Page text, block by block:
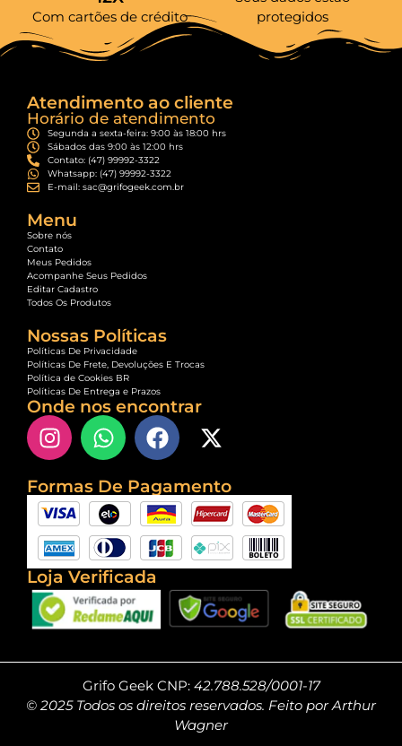
Com cartões de crédito
protegidos
Atendimento ao cliente
Horário de atendimento
Segunda a sexta-feira: 9:00 às 18:00 hrs
Sábados das 9:00 às 12:00 hrs
Contato: (47) 99992-3322
Whatsapp: (47) 99992-3322
E-mail: sac@grifogeek.com.br
Menu
Sobre nós
Contato
Meus Pedidos
Acompanhe Seus Pedidos
Editar Cadastro
Todos Os Produtos
Nossas Políticas
Políticas De Privacidade
Políticas De Frete, Devoluções E Trocas
Política de Cookies BR
Políticas De Entrega e Prazos
Onde nos encontrar
Formas De Pagamento
Loja Verificada
Grifo Geek CNP: 42.788.528/0001-17
© 2025 Todos os direitos reservados. Feito por Arthur
Wagner